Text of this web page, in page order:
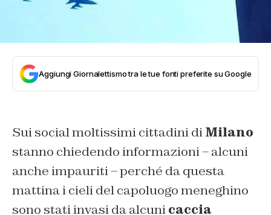
Aggiungi Giornalettismo tra le tue fonti preferite su Google
Sui social moltissimi cittadini diMilano
stanno chiedendo informazioni – alcuni
anche impauriti – perché da questa
mattina i cieli del capoluogo meneghino
sono stati invasi da alcunicaccia